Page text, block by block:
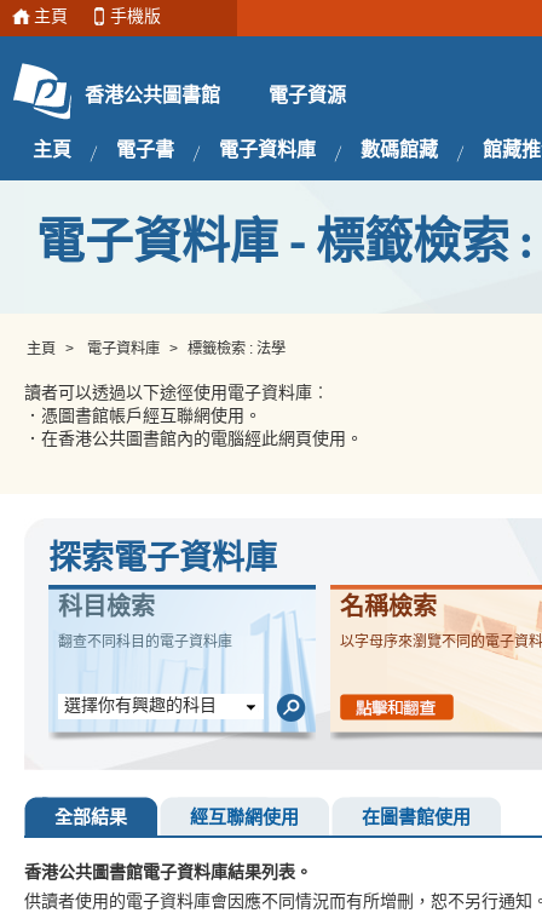
主頁 手機版
香港公共圖書館 電子資源
主頁 電子書 電子資料庫 數碼館藏 館藏
電子資料庫 - 標籤檢索 :
主頁 > 電子資料庫 > 標籤檢索 : 法學
讀者可以透過以下途徑使用電子資料庫︰
．憑圖書館帳戶經互聯網使用。
．在香港公共圖書館內的電腦經此網頁使用。
探索電子資料庫
科目檢索
翻查不同科目的電子資料庫
選擇你有興趣的科目
名稱檢索
以字母序來瀏覽不同的電子資
全部結果 經互聯網使用 在圖書館使用
香港公共圖書館電子資料庫結果列表。
供讀者使用的電子資料庫會因應不同情況而有所增刪，恕不另行通知